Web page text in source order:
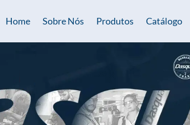
Home Sobre Nós Produtos Catálogo